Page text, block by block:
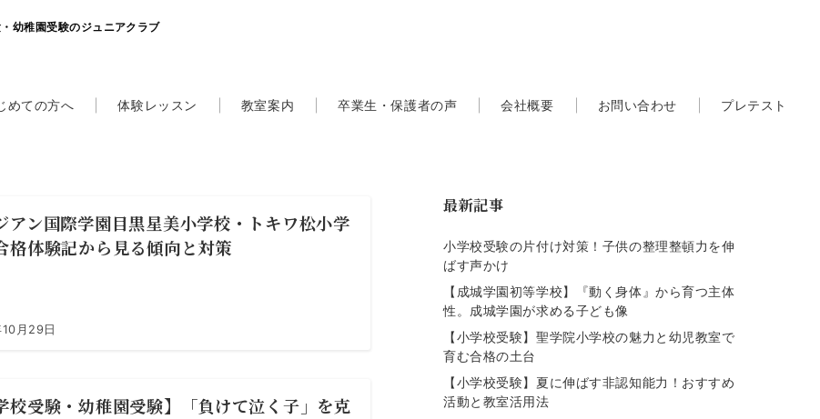
幼稚園受験のジュニアクラブ
めての方へ 体験レッスン 教室案内 卒業生・保護者の声 会社概要 お問い合わせ プレテスト
アン国際学園目黒星美小学校・トキワ松小学
体験記から見る傾向と対策
月29日
校受験・幼稚園受験】「負けて泣く子」を克
最新記事
小学校受験の片付け対策！子供の整理整頓力を伸
ばす声かけ
【成城学園初等学校】『動く身体』から育つ主体
性。成城学園が求める子ども像
【小学校受験】聖学院小学校の魅力と幼児教室で
育む合格の土台
【小学校受験】夏に伸ばす非認知能力！おすすめ
活動と教室活用法